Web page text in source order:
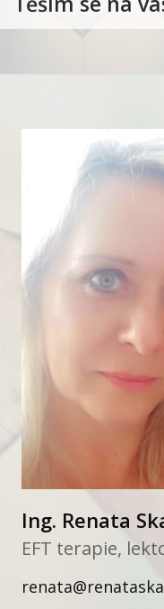
Ing. Renata
EFT terapie,